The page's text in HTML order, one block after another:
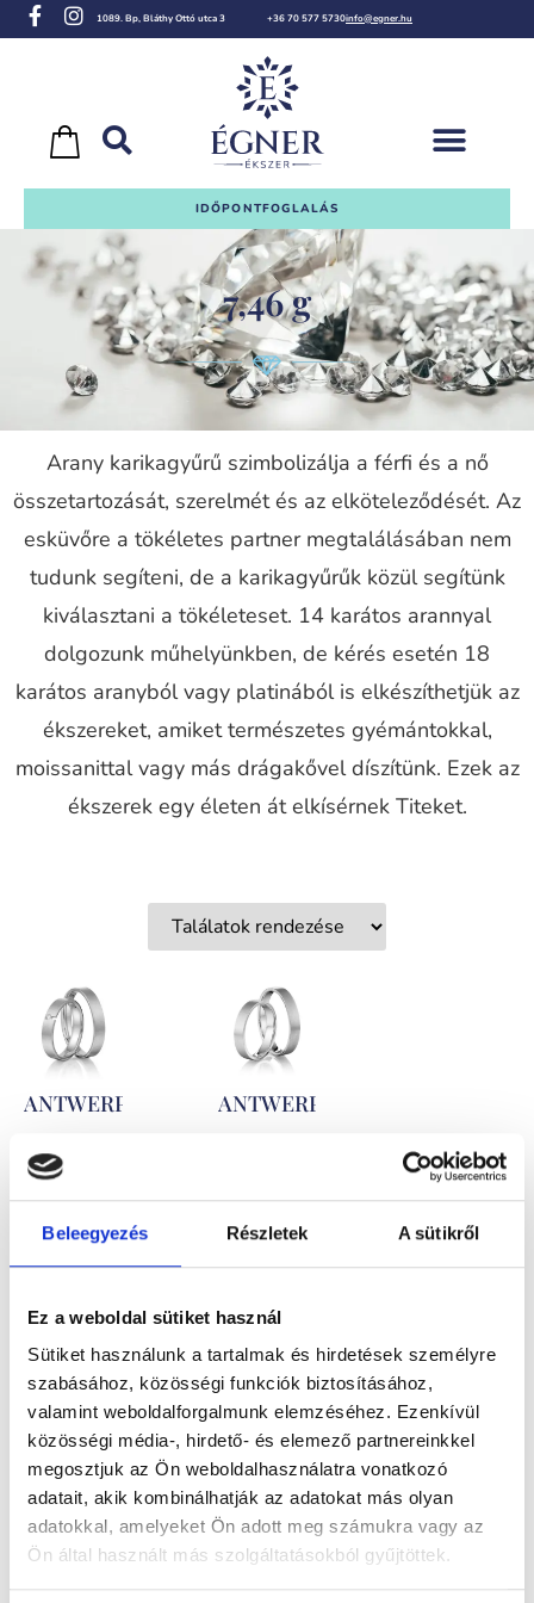
Beleegyezés Részletek A sütikről
Ez a weboldal sütiket használ
Sütiket használunk a tartalmak és hirdetések személyre
szabásához, közösségi funkciók biztosításához,
valamint weboldalforgalmunk elemzéséhez. Ezenkívül
közösségi média-, hirdető- és elemező partnereinkkel
megosztjuk az Ön weboldalhasználatra vonatkozó
adatait, akik kombinálhatják az adatokat más olyan
adatokkal, amelyeket Ön adott meg számukra vagy az
Ön által használt más szolgáltatásokból gyűjtöttek.
1089. Bp, Bláthy Ottó utca 3 +36 70 577 5730info@egner.hu
IDŐPONTFOGLALÁS
7,46 g
Arany karikagyűrű szimbolizálja a férfi és a nő
összetartozását, szerelmét és az elköteleződését. Az
esküvőre a tökéletes partner megtalálásában nem
tudunk segíteni, de a karikagyűrűk közül segítünk
kiválasztani a tökéleteset. 14 karátos arannyal
dolgozunk műhelyünkben, de kérés esetén 18
karátos aranyból vagy platinából is elkészíthetjük az
ékszereket, amiket természetes gyémántokkal,
moissanittal vagy más drágakővel díszítünk. Ezek az
ékszerek egy életen át elkísérnek Titeket.
ANTWERPEN
559.600
tól
Gyémánttal
foglalt
fehérarany
karikagyűrű
pár
ANTWERPEN
tól
Kő nélküli
fehérarany
karikagyűrű
pár